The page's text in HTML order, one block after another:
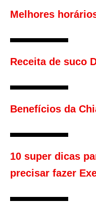
Melhores
Receita de suco
Benefícios da
10 super dicas
precisar fazer